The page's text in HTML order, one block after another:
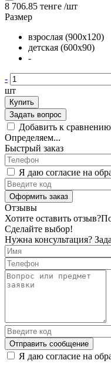
8 706.85 тенге /шт
Размер
взрослая (900х120)
детская (600х90)
-
-
шт
Купить
Задать вопрос
Добавить к сравнению
Определяем...
Быстрый заказ
Я даю согласие на
Оформить заказ
Отзывы
Хотите оставить отзыв?
Сделайте выбор!
Нужна консультация?
Отправить сообщение
Я даю согласие на